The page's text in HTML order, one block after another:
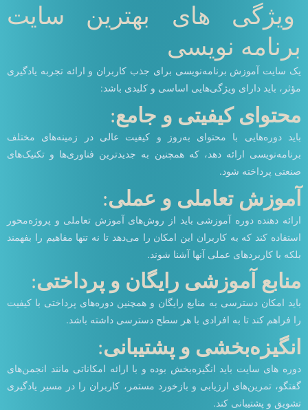
ویژگی های بهترین سایت
برنامه نویسی
یک سایت آموزش برنامه‌نویسی برای جذب کاربران و ارائه تجربه یادگیری
مؤثر، باید دارای ویژگی‌هایی اساسی و کلیدی باشد:
محتوای کیفیتی و جامع:
باید دوره‌هایی با محتوای به‌روز و کیفیت عالی در زمینه‌های مختلف
برنامه‌نویسی ارائه دهد، که همچنین به جدیدترین فناوری‌ها و تکنیک‌های
صنعتی پرداخته شود.
آموزش تعاملی و عملی:
ارائه دهنده دوره آموزشی باید از روش‌های آموزش تعاملی و پروژه‌محور
استفاده کند که به کاربران این امکان را می‌دهد تا نه تنها مفاهیم را بفهمند
بلکه با کاربردهای عملی آنها آشنا شوند.
منابع آموزشی رایگان و پرداختی:
باید امکان دسترسی به منابع رایگان و همچنین دوره‌های پرداختی با کیفیت
را فراهم کند تا به افرادی با هر سطح دسترسی داشته باشد.
انگیزه‌بخشی و پشتیبانی:
دوره های سایت باید انگیزه‌بخش بوده و با ارائه امکاناتی مانند انجمن‌های
گفتگو، تمرین‌های ارزیابی و بازخورد مستمر، کاربران را در مسیر یادگیری
تشویق و پشتیبانی کند.